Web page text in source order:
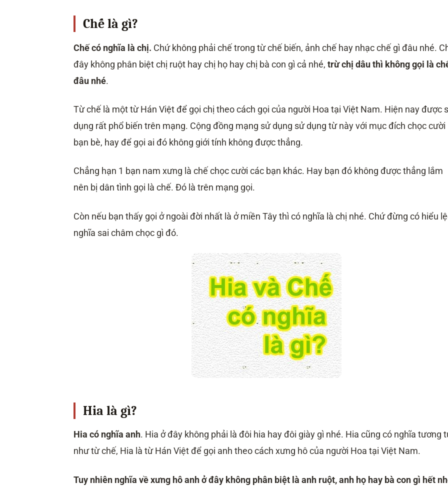
Chế là gì?
Chế có nghĩa là chị. Chứ không phải chế trong từ chế biến, ảnh chế hay nhạc chế gì đâu nhé.
đây không phân biệt chị ruột hay chị họ hay chị bà con gì cả nhé, trừ chị dâu thì không gọi là
đâu nhé.
Từ chế là một từ Hán Việt để gọi chị theo cách gọi của người Hoa tại Việt Nam. Hiện nay được
dụng rất phổ biến trên mạng. Cộng đồng mạng sử dụng sử dụng từ này với mục đích chọc cười
bạn bè, hay để gọi ai đó không giới tính không được thẳng.
Chẳng hạn 1 bạn nam xưng là chế chọc cười các bạn khác. Hay bạn đó không được thẳng lắm
nên bị dân tình gọi là chế. Đó là trên mạng gọi.
Còn nếu bạn thấy gọi ở ngoài đời nhất là ở miền Tây thì có nghĩa là chị nhé. Chứ đừng có hiểu
nghĩa sai châm chọc gì đó.
Hia là gì?
Hia có nghĩa anh. Hia ở đây không phải là đôi hia hay đôi giày gì nhé. Hia cũng có nghĩa tương
như từ chế, Hia là từ Hán Việt để gọi anh theo cách xưng hô của người Hoa tại Việt Nam.
Tuy nhiên nghĩa về xưng hô anh ở đây không phân biệt là anh ruột, anh họ hay bà con gì hết